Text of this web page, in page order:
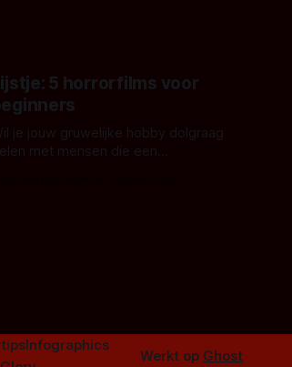
5 horrorfilms voor
je jouw gruwelijke hobby dolgraag
met mensen die een
Infographics
Werkt op Ghost